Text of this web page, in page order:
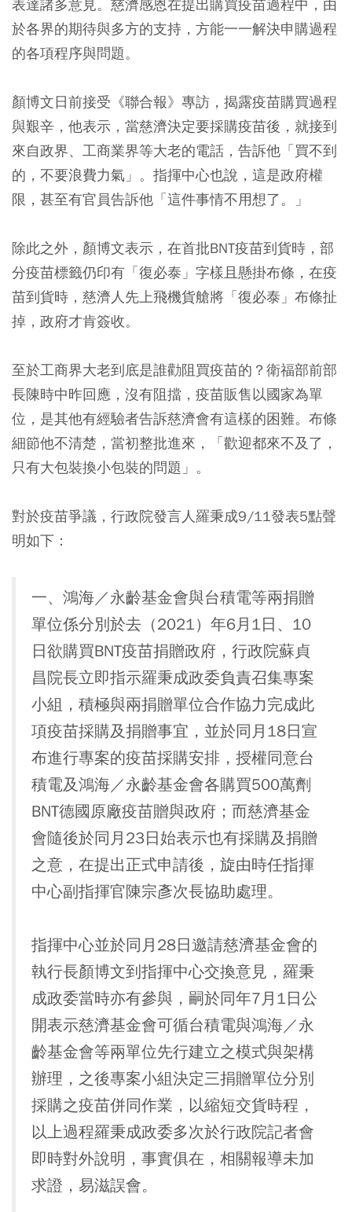
表達諸多意見。慈濟感恩在提出購買疫苗過程中，由
於各界的期待與多方的支持，方能一一解決申購過程
的各項程序與問題。
顏博文日前接受《聯合報》專訪，揭露疫苗購買過程
與艱辛，他表示，當慈濟決定要採購疫苗後，就接到
來自政界、工商業界等大老的電話，告訴他「買不到
的，不要浪費力氣」。指揮中心也說，這是政府權
限，甚至有官員告訴他「這件事情不用想了。」
除此之外，顏博文表示，在首批BNT疫苗到貨時，部
分疫苗標籤仍印有「復必泰」字樣且懸掛布條，在疫
苗到貨時，慈濟人先上飛機貨艙將「復必泰」布條扯
掉，政府才肯簽收。
至於工商界大老到底是誰勸阻買疫苗的？衛福部前部
長陳時中昨回應，沒有阻擋，疫苗販售以國家為單
位，是其他有經驗者告訴慈濟會有這樣的困難。布條
細節他不清楚，當初整批進來，「歡迎都來不及了，
只有大包裝換小包裝的問題」。
對於疫苗爭議，行政院發言人羅秉成9/11發表5點聲
明如下：
一、鴻海／永齡基金會與台積電等兩捐贈
單位係分別於去（2021）年6月1日、10
日欲購買BNT疫苗捐贈政府，行政院蘇貞
昌院長立即指示羅秉成政委負責召集專案
小組，積極與兩捐贈單位合作協力完成此
項疫苗採購及捐贈事宜，並於同月18日宣
布進行專案的疫苗採購安排，授權同意台
積電及鴻海／永齡基金會各購買500萬劑
BNT德國原廠疫苗贈與政府；而慈濟基金
會隨後於同月23日始表示也有採購及捐贈
之意，在提出正式申請後，旋由時任指揮
中心副指揮官陳宗彥次長協助處理。
指揮中心並於同月28日邀請慈濟基金會的
執行長顏博文到指揮中心交換意見，羅秉
成政委當時亦有參與，嗣於同年7月1日公
開表示慈濟基金會可循台積電與鴻海／永
齡基金會等兩單位先行建立之模式與架構
辦理，之後專案小組決定三捐贈單位分別
採購之疫苗併同作業，以縮短交貨時程，
以上過程羅秉成政委多次於行政院記者會
即時對外說明，事實俱在，相關報導未加
求證，易滋誤會。